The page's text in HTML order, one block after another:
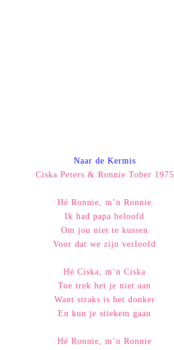
Naar de Kermis
Ciska Peters & Ronnie Tober 1975
Hé Ronnie, m’n Ronnie
Ik had papa beloofd
Om jou niet te kussen
Voor dat we zijn verloofd
Hé Ciska, m’n Ciska
Toe trek het je niet aan
Want straks is het donker
En kun je stiekem gaan
Hé Ronnie, m’n Ronnie